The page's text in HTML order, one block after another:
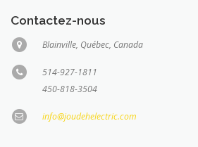
Contactez-nous
Blainville, Québec, Canada
514-927-1811
450-818-3504
info@joudehelectric.com